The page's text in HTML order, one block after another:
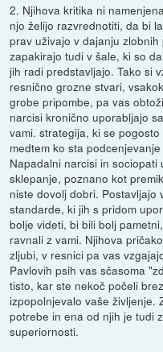
2. Njihova kritika ni
njo želijo razvrednotiti, da bi
prav uživajo v dajanju
zapakirajo tudi v šale, ki so
jih radi predstavljajo. Tako si
resnično grozne stvari,
grobe pripombe, pa vas
narcisi kronično uporabljajo
vami. strategija, ki se
medtem ko sta
Napadalni narcisi in
sklepanje, poznano kot
niste dovolj dobri. Postavljajo
standarde, ki jih s pridom
bolje videti, bi bili bolj
ravnali z vami. Njihova
zljubi, v resnici pa vas
Pavlovih psih vas sčasoma
tisto, kar ste nekoč počeli
izpopolnjevalo vaše življenje.
potrebe in ena od njih je tudi
superiornosti.